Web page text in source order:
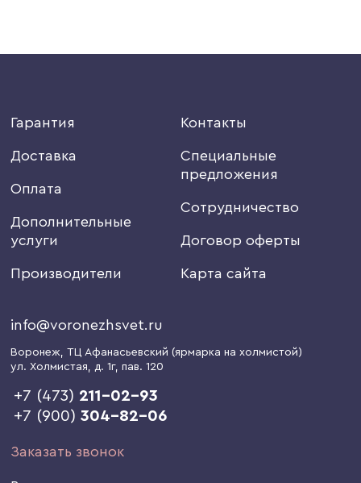
Гарантия
Доставка
Оплата
Дополнительные
услуги
Производители
Контакты
Специальные
предложения
Сотрудничество
Договор оферты
Карта сайта
info@voronezhsvet.ru
Воронеж, ТЦ Афанасьевский (ярмарка на холмистой)
ул. Холмистая, д. 1г, пав. 120
+7 (473) 211-02-93
+7 (900)304-82-06
Заказать звонок